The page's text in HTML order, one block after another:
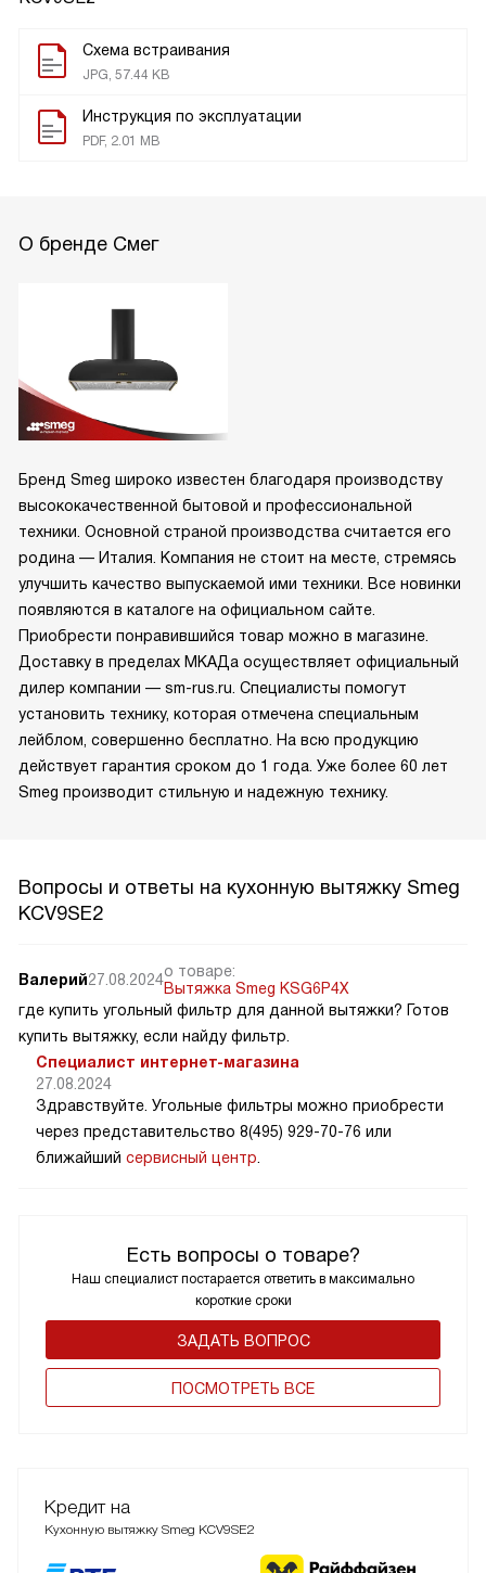
Схема встраивания
JPG, 57.44 KB
Инструкция по эксплуатации
PDF, 2.01 MB
О бренде Смег
Бренд Smeg широко известен благодаря производству
высококачественной бытовой и профессиональной
техники. Основной страной производства считается его
родина — Италия. Компания не стоит на месте, стремясь
улучшить качество выпускаемой ими техники. Все новинки
появляются в каталоге на официальном сайте.
Приобрести понравившийся товар можно в магазине.
Доставку в пределах МКАДа осуществляет официальный
дилер компании — sm-rus.ru. Специалисты помогут
установить технику, которая отмечена специальным
лейблом, совершенно бесплатно. На всю продукцию
действует гарантия сроком до 1 года. Уже более 60 лет
Smeg производит стильную и надежную технику.
Вопросы и ответы на кухонную вытяжку Smeg
KCV9SE2
Есть вопросы о товаре?
Наш специалист постарается ответить в максимально
короткие сроки
ЗАДАТЬ ВОПРОС
ПОCМОТРЕТЬ ВСЕ
Валерий27.08.2024о товаре:
Вытяжка Smeg KSG6P4X
где купить угольный фильтр для данной вытяжки? Готов
купить вытяжку, если найду фильтр.
Специалист интернет-магазина
27.08.2024
Здравствуйте. Угольные фильтры можно приобрести
через представительство 8(495) 929-70-76 или
ближайший сервисный центр
Кредит на
Кухонную вытяжку Smeg KCV9SE2